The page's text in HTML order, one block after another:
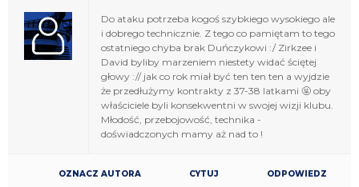
Do ataku potrzeba kogoś szybkiego wysokiego ale
i dobrego technicznie. Z tego co pamiętam to tego
ostatniego chyba brak Duńczykowi :/ Zirkzee i
David byliby marzeniem niestety widać ściętej
głowy :// jak co rok miał być ten ten ten a wyjdzie
że przedłużymy kontrakty z 37-38 latkami 🤬 oby
właściciele byli konsekwentni w swojej wizji klubu.
Młodość, przebojowość, technika -
doświadczonych mamy aż nad to !
OZNACZ AUTORA CYTUJ ODPOWIEDZ